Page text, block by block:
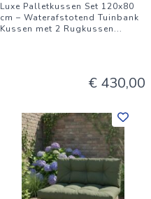
Luxe Palletkussen Set 120x80
cm – Waterafstotend Tuinbank
Kussen met 2 Rugkussen...
€ 430,00